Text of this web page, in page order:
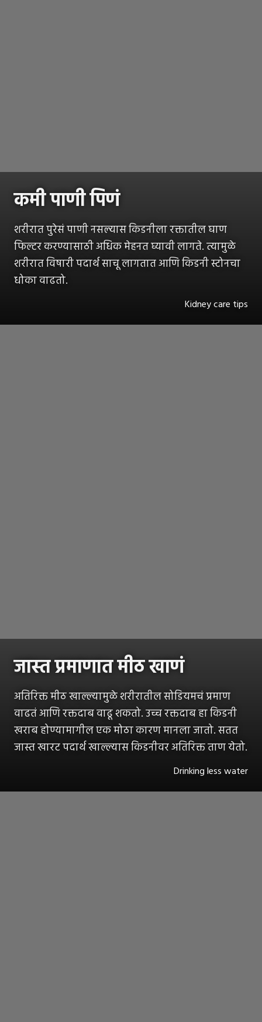
कमी पाणी पिणं
शरीरात पुरेसं पाणी नसल्यास किडनीला रक्तातील घाण
फिल्टर करण्यासाठी अधिक मेहनत घ्यावी लागते. त्यामुळे
शरीरात विषारी पदार्थ साचू लागतात आणि किडनी स्टोनचा
धोका वाढतो.
Kidney care tips
जास्त प्रमाणात मीठ खाणं
अतिरिक्त मीठ खाल्ल्यामुळे शरीरातील सोडियमचं प्रमाण
वाढतं आणि रक्तदाब वाढू शकतो. उच्च रक्तदाब हा किडनी
खराब होण्यामागील एक मोठा कारण मानला जातो. सतत
जास्त खारट पदार्थ खाल्ल्यास किडनीवर अतिरिक्त ताण येतो.
Drinking less water